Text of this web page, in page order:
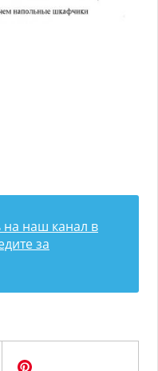
наш канал в
за